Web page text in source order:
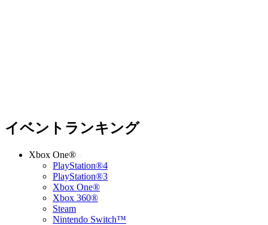
イベントランキング
Xbox One®
PlayStation®4
PlayStation®3
Xbox One®
Xbox 360®
Steam
Nintendo Switch™